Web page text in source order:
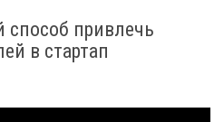
привлечь
в стартап